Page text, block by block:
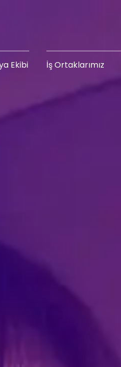
Ekibi İş Ortaklarımız